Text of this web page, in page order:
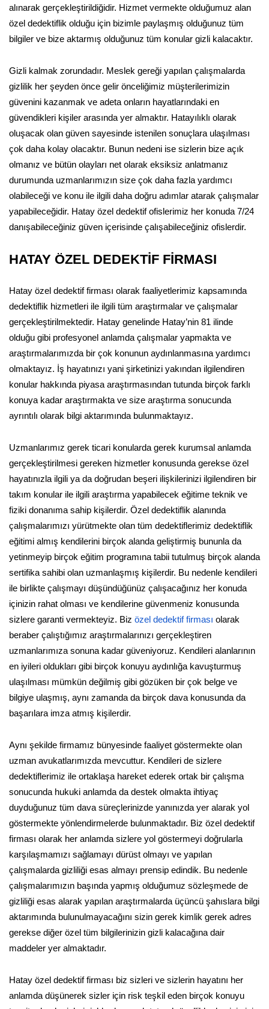
alınarak gerçekleştirildiğidir. Hizmet vermekte olduğumuz alan
özel dedektiflik olduğu için bizimle paylaşmış olduğunuz tüm
bilgiler ve bize aktarmış olduğunuz tüm konular gizli kalacaktır.
Gizli kalmak zorundadır. Meslek gereği yapılan çalışmalarda
gizlilik her şeyden önce gelir önceliğimiz müşterilerimizin
güvenini kazanmak ve adeta onların hayatlarındaki en
güvendikleri kişiler arasında yer almaktır. Hatayılıklı olarak
oluşacak olan güven sayesinde istenilen sonuçlara ulaşılması
çok daha kolay olacaktır. Bunun nedeni ise sizlerin bize açık
olmanız ve bütün olayları net olarak eksiksiz anlatmanız
durumunda uzmanlarımızın size çok daha fazla yardımcı
olabileceği ve konu ile ilgili daha doğru adımlar atarak çalışmalar
yapabileceğidir. Hatay özel dedektif ofislerimiz her konuda 7/24
danışabileceğiniz güven içerisinde çalışabileceğiniz ofislerdir.
HATAY ÖZEL DEDEKTİF FİRMASI
Hatay özel dedektif firması olarak faaliyetlerimiz kapsamında
dedektiflik hizmetleri ile ilgili tüm araştırmalar ve çalışmalar
gerçekleştirilmektedir. Hatay genelinde Hatay’nin 81 ilinde
olduğu gibi profesyonel anlamda çalışmalar yapmakta ve
araştırmalarımızda bir çok konunun aydınlanmasına yardımcı
olmaktayız. İş hayatınızı yani şirketinizi yakından ilgilendiren
konular hakkında piyasa araştırmasından tutunda birçok farklı
konuya kadar araştırmakta ve size araştırma sonucunda
ayrıntılı olarak bilgi aktarımında bulunmaktayız.
Uzmanlarımız gerek ticari konularda gerek kurumsal anlamda
gerçekleştirilmesi gereken hizmetler konusunda gerekse özel
hayatınızla ilgili ya da doğrudan beşeri ilişkilerinizi ilgilendiren bir
takım konular ile ilgili araştırma yapabilecek eğitime teknik ve
fiziki donanıma sahip kişilerdir. Özel dedektiflik alanında
çalışmalarımızı yürütmekte olan tüm dedektiflerimiz dedektiflik
eğitimi almış kendilerini birçok alanda geliştirmiş bununla da
yetinmeyip birçok eğitim programına tabii tutulmuş birçok alanda
sertifika sahibi olan uzmanlaşmış kişilerdir. Bu nedenle kendileri
ile birlikte çalışmayı düşündüğünüz çalışacağınız her konuda
içinizin rahat olması ve kendilerine güvenmeniz konusunda
sizlere garanti vermekteyiz. Biz özel dedektif firması olarak
beraber çalıştığımız araştırmalarınızı gerçekleştiren
uzmanlarımıza sonuna kadar güveniyoruz. Kendileri alanlarının
en iyileri oldukları gibi birçok konuyu aydınlığa kavuşturmuş
ulaşılması mümkün değilmiş gibi gözüken bir çok belge ve
bilgiye ulaşmış, aynı zamanda da birçok dava konusunda da
başarılara imza atmış kişilerdir.
Aynı şekilde firmamız bünyesinde faaliyet göstermekte olan
uzman avukatlarımızda mevcuttur. Kendileri de sizlere
dedektiflerimiz ile ortaklaşa hareket ederek ortak bir çalışma
sonucunda hukuki anlamda da destek olmakta ihtiyaç
duyduğunuz tüm dava süreçlerinizde yanınızda yer alarak yol
göstermekte yönlendirmelerde bulunmaktadır. Biz özel dedektif
firması olarak her anlamda sizlere yol göstermeyi doğrularla
karşılaşmamızı sağlamayı dürüst olmayı ve yapılan
çalışmalarda gizliliği esas almayı prensip edindik. Bu nedenle
çalışmalarımızın başında yapmış olduğumuz sözleşmede de
gizliliği esas alarak yapılan araştırmalarda üçüncü şahıslara bilgi
aktarımında bulunulmayacağını sizin gerek kimlik gerek adres
gerekse diğer özel tüm bilgilerinizin gizli kalacağına dair
maddeler yer almaktadır.
Hatay özel dedektif firması biz sizleri ve sizlerin hayatını her
anlamda düşünerek sizler için risk teşkil eden birçok konuyu